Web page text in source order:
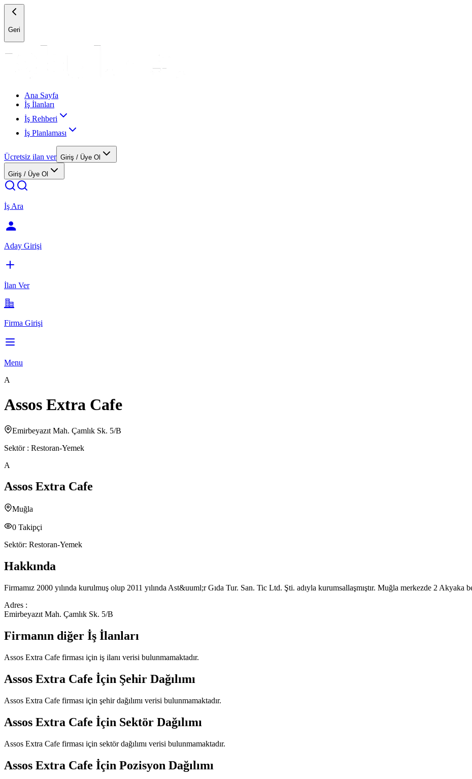
Geri
Ana Sayfa
İş İlanları
İş Rehberi
İş Planlaması
Ücretsiz ilan ver Giriş / Üye Ol
Giriş / Üye Ol
İş Ara
Aday Girişi
İlan Ver
Firma Girişi
Menu
A
Assos Extra Cafe
Emirbeyazıt Mah. Çamlık Sk. 5/B
Sektör : Restoran-Yemek
A
Assos Extra Cafe
Muğla
0 Takipçi
Sektör: Restoran-Yemek
Hakkında
Firmamız 2000 yılında kurulmuş olup 2011 yılında Ast&uuml;r Gıda Tur. San. Tic Ltd. Şti. adıyla kurumsallaşmıştır. Muğla merkezde 2 Akyaka
Adres :
Emirbeyazıt Mah. Çamlık Sk. 5/B
Firmanın diğer İş İlanları
Assos Extra Cafe firması için iş ilanı verisi bulunmamaktadır.
Assos Extra Cafe İçin Şehir Dağılımı
Assos Extra Cafe firması için şehir dağılımı verisi bulunmamaktadır.
Assos Extra Cafe İçin Sektör Dağılımı
Assos Extra Cafe firması için sektör dağılımı verisi bulunmamaktadır.
Assos Extra Cafe İçin Pozisyon Dağılımı